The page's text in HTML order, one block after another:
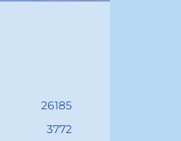
26185
3772